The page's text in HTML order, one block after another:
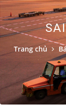
Trang chủ